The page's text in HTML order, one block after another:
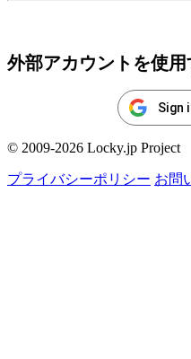
外部アカウントを使用
Sign
© 2009-2026 Locky.jp Project
プライバシーポリシー お問